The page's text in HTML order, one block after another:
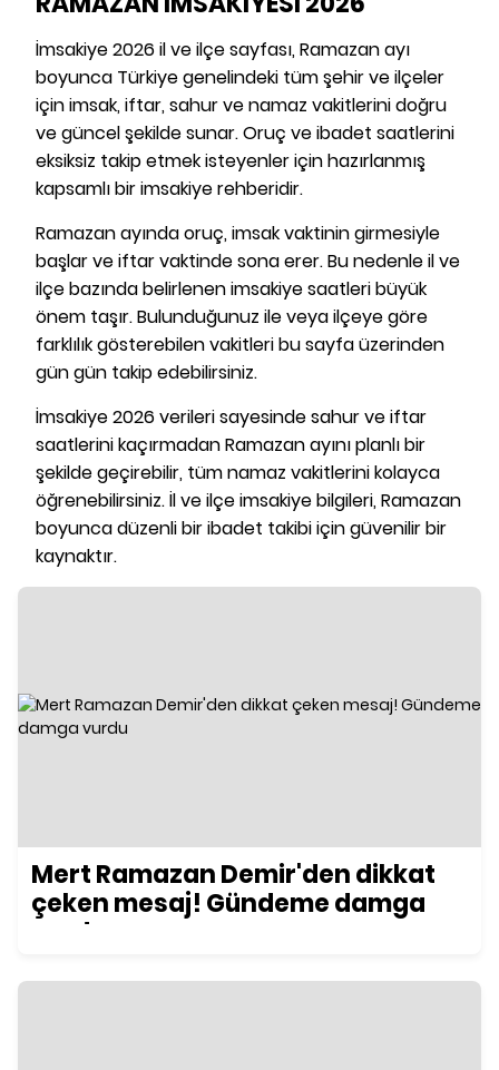
İmsakiye 2026 il ve ilçe sayfası, Ramazan ayı
boyunca Türkiye genelindeki tüm şehir ve ilçeler
için imsak, iftar, sahur ve namaz vakitlerini doğru
ve güncel şekilde sunar. Oruç ve ibadet saatlerini
eksiksiz takip etmek isteyenler için hazırlanmış
kapsamlı bir imsakiye rehberidir.
Ramazan ayında oruç, imsak vaktinin girmesiyle
başlar ve iftar vaktinde sona erer. Bu nedenle il ve
ilçe bazında belirlenen imsakiye saatleri büyük
önem taşır. Bulunduğunuz ile veya ilçeye göre
farklılık gösterebilen vakitleri bu sayfa üzerinden
gün gün takip edebilirsiniz.
İmsakiye 2026 verileri sayesinde sahur ve iftar
saatlerini kaçırmadan Ramazan ayını planlı bir
şekilde geçirebilir, tüm namaz vakitlerini kolayca
öğrenebilirsiniz. İl ve ilçe imsakiye bilgileri, Ramazan
boyunca düzenli bir ibadet takibi için güvenilir bir
kaynaktır.
Mert Ramazan Demir'den dikkat
çeken mesaj! Gündeme damga
vurdu